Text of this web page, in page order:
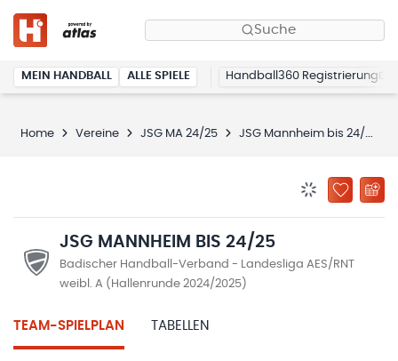
Suche
MEIN HANDBALL ALLE SPIELE Handball360 Registrierung
Home Vereine JSG MA 24/25 JSG Mannheim bis 24/25
ZU
JSG MANNHEIM BIS 24/25
Badischer Handball-Verband - Landesliga AES/RNT
weibl. A (Hallenrunde 2024/2025)
TEAM-SPIELPLAN TABELLEN